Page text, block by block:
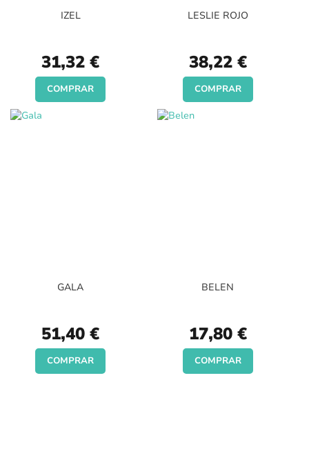
IZEL
31,32 €
COMPRAR
LESLIE ROJO
38,22 €
COMPRAR
GALA
51,40 €
COMPRAR
BELEN
17,80 €
COMPRAR